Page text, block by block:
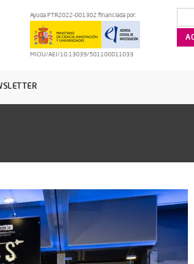
Ayuda PTR2022-001302 financiada por:
MICIU/AEI/10.13039/501100011033